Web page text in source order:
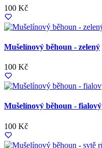
100 Kč
Mušelínový běhoun - zelený
100 Kč
Mušelínový běhoun - fialový
100 Kč